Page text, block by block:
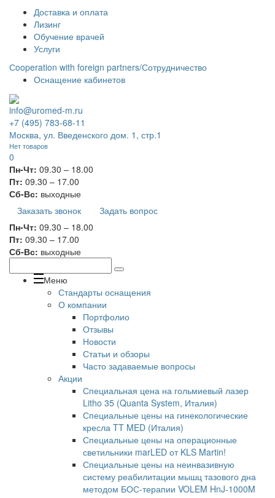
Доставка и оплата
Лизинг
Обучение врачей
Услуги
Сooperation with foreign partners/Сотрудничество
Оснащение кабинетов
info@uromed-m.ru
+7 (495) 783-68-11
Москва, ул. Введенского дом. 1, стр.1
Нет товаров
0
Пн-Чт: 09.30 – 18.00
Пт: 09.30 – 17.00
Сб-Вс: выходные
Заказать звонок
Задать вопрос
Пн-Чт: 09.30 – 18.00
Пт: 09.30 – 17.00
Сб-Вс: выходные
Меню
Стандарты оснащения
О компании
Портфолио
Отзывы
Новости
Статьи и обзоры
Часто задаваемые вопросы
Акции
Специальная цена на гольмиевый лазер
Litho 35 (Quanta System, Италия)
Специальные цены на гинекологические
кресла TT MED (Италия)
Специальные цены на операционные
светильники marLED от KLS Martin!
Специальные цены на неинвазивную
систему реабилитации мышц тазового дна
методом БОС-терапии VOLEM HnJ-1000M